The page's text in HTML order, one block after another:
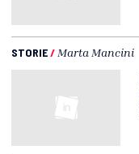
STORIE/ Marta Mancini